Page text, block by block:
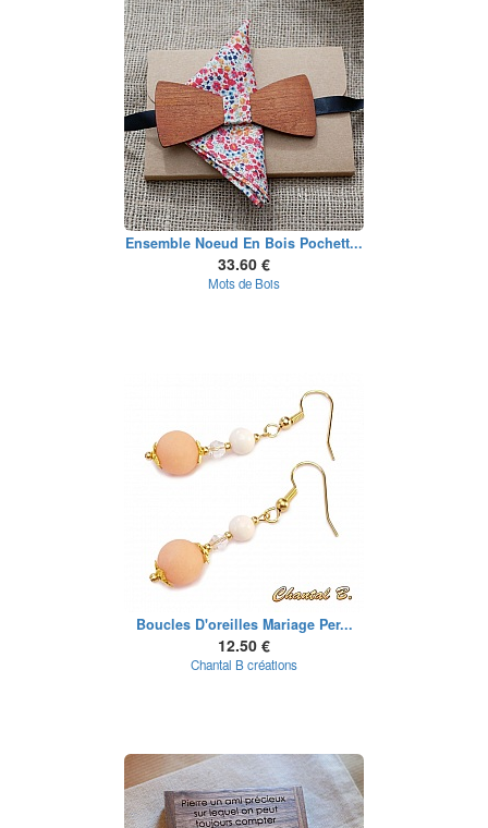
Ensemble Noeud En Bois Pochett...
33.60 €
Mots de Bois
Boucles D'oreilles Mariage Per...
12.50 €
Chantal B créations